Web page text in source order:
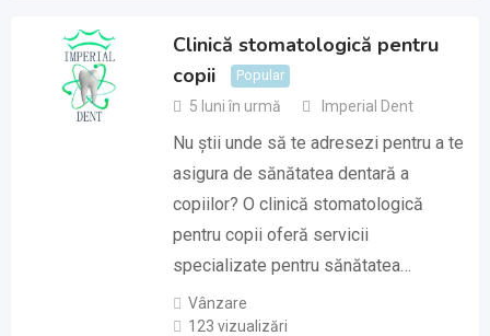
Clinică stomatologică pentru
copii
Popular
5 luni în urmă Imperial Dent
Nu știi unde să te adresezi pentru a te
asigura de sănătatea dentară a
copiilor? O clinică stomatologică
pentru copii oferă servicii
specializate pentru sănătatea…
Vânzare
123 vizualizări